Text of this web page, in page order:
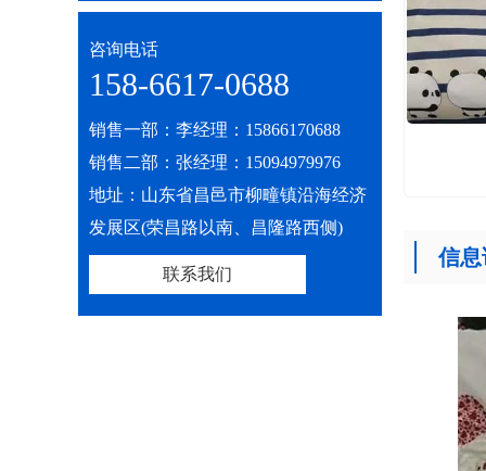
咨询电话
158-6617-0688
销售一部：李经理：15866170688
销售二部：张经理：15094979976
地址：山东省昌邑市柳疃镇沿海经济
发展区(荣昌路以南、昌隆路西侧)
联系我们
信